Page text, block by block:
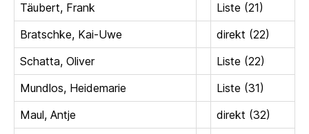
Täubert, Frank
Liste (21)
Bratschke, Kai-Uwe
direkt (22)
Schatta, Oliver
Liste (22)
Mundlos, Heidemarie
Liste (31)
Maul, Antje
direkt (32)